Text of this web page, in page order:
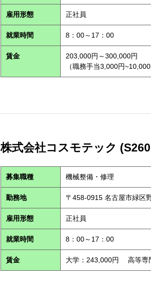
雇用形態 正社員
就業時間 8：00～17：00
賃金
203,000円～300,000円
（職務手当3,000円~10,000
株式会社コスモテック
募集職種 機械整備・修理
勤務地 〒458-0915 名古屋市緑区
雇用形態 正社員
就業時間 8：00～17：00
賃金 大学：243,000円 高等専